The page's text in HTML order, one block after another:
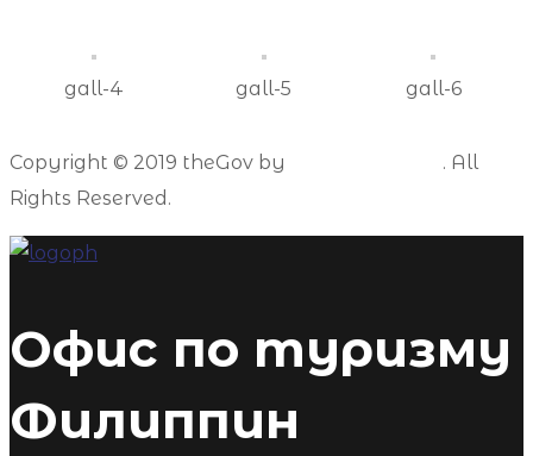
gall-4 gall-5 gall-6
Copyright © 2019 theGov by
. All
Rights Reserved.
Офис по туризму
Филиппин